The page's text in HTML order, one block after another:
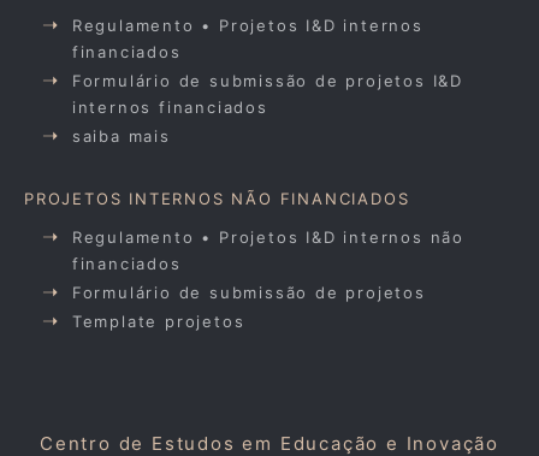
Regulamento • Projetos I&D internos
financiados
Formulário de submissão de projetos I&D
internos financiados
saiba mais
PROJETOS INTERNOS NÃO FINANCIADOS
Regulamento • Projetos I&D internos não
financiados
Formulário de submissão de projetos
Template projetos
Centro de Estudos em Educação e Inovação